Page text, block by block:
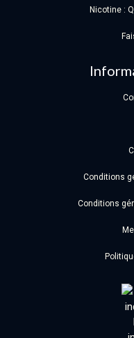
Nicotine :
Conditions
Conditions